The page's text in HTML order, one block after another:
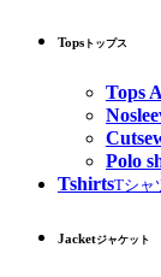
Tops トップス
Tops
Polo
TshirtsTシャ
Jacketジャケット